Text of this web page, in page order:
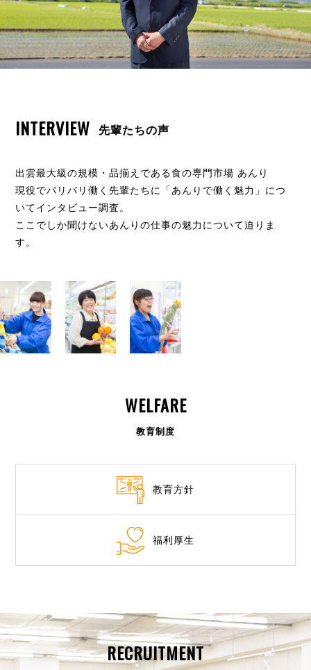
INTERVIEW 先輩たちの声
出雲最大級の規模・品揃えである食の専門市場 あんり
現役でバリバリ働く先輩たちに「あんりで働く魅力」につ
いてインタビュー調査。
ここでしか聞けないあんりの仕事の魅力について迫りま
す。
WELFARE
教育制度
教育方針
福利厚生
RECRUITMENT